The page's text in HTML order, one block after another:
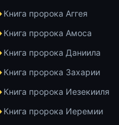
Книга пророка Аггея
Книга пророка Амоса
Книга пророка Даниила
Книга пророка Захарии
Книга пророка Иезекииля
Книга пророка Иеремии
Поговорим о
правильного
Добавить в избранное
Главная Архивы